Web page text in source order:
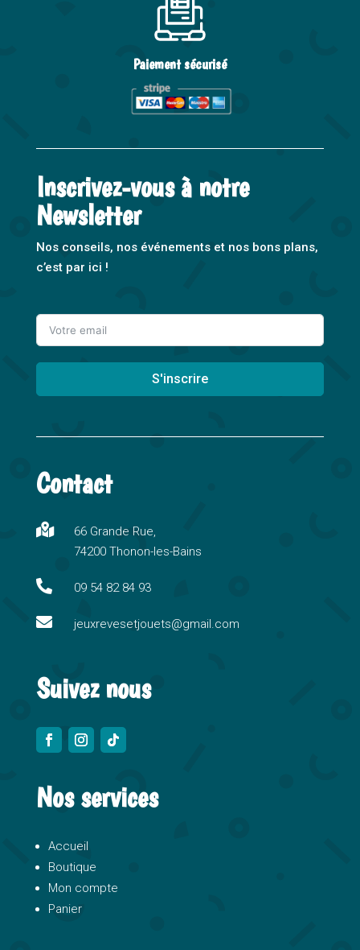
Paiement sécurisé
Inscrivez-vous à notre
Newsletter
Nos conseils, nos événements et nos bons plans,
c’est par ici !
S'inscrire
l
e
n
a
i
e
Contact

66 Grande Rue,
74200 Thonon-les-Bains
 09 54 82 84 93
 jeuxrevesetjouets@gmail.com
Suivez nous
Nos services
Accueil
Boutique
Mon compte
Panier